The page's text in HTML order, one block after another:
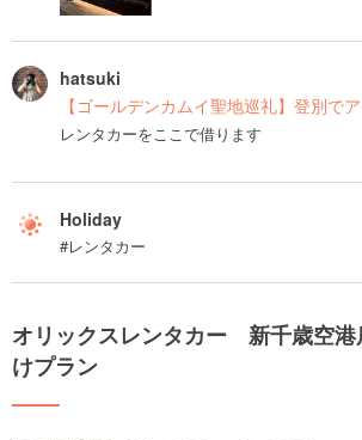
hatsuki
【ゴールデンカムイ聖地巡礼】登別で
レンタカーをここで借ります
Holiday
#レンタカー
オリックスレンタカー 新千歳空港
けプラン